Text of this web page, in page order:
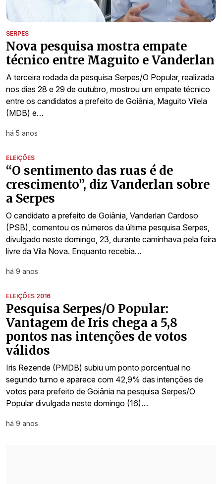
SERPES
Nova pesquisa mostra empate
técnico entre Maguito e Vanderlan
A terceira rodada da pesquisa Serpes/O Popular, realizada
nos dias 28 e 29 de outubro, mostrou um empate técnico
entre os candidatos a prefeito de Goiânia, Maguito Vilela
(MDB) e…
há 5 anos
ELEIÇÕES
“O sentimento das ruas é de
crescimento”, diz Vanderlan sobre
a Serpes
O candidato a prefeito de Goiânia, Vanderlan Cardoso
(PSB), comentou os números da última pesquisa Serpes,
divulgado neste domingo, 23, durante caminhava pela feira
livre da Vila Nova. Enquanto recebia…
há 9 anos
ELEIÇÕES 2016
Pesquisa Serpes/O Popular:
Vantagem de Iris chega a 5,8
pontos nas intenções de votos
válidos
Iris Rezende (PMDB) subiu um ponto porcentual no
segundo turno e aparece com 42,9% das intenções de
votos para prefeito de Goiânia na pesquisa Serpes/O
Popular divulgada neste domingo (16)…
há 9 anos